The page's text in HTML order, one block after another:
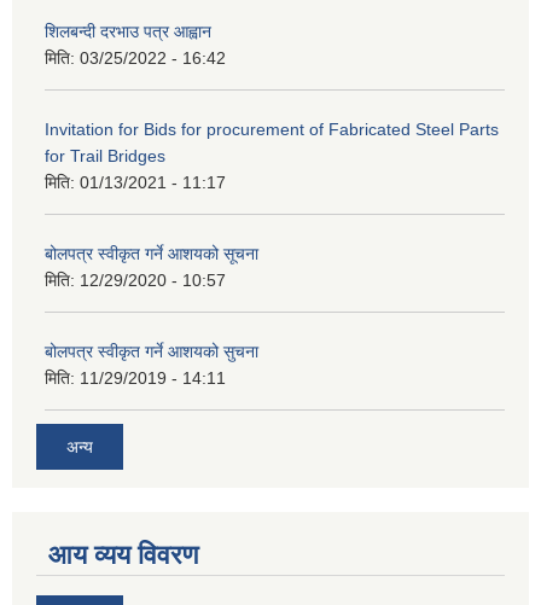
शिलबन्दी दरभाउ पत्र आह्वान
मिति: 03/25/2022 - 16:42
Invitation for Bids for procurement of Fabricated Steel Parts
for Trail Bridges
मिति: 01/13/2021 - 11:17
बोलपत्र स्वीकृत गर्ने आशयको सूचना
मिति: 12/29/2020 - 10:57
बोलपत्र स्वीकृत गर्ने आशयको सुचना
मिति: 11/29/2019 - 14:11
अन्य
आय व्यय विवरण